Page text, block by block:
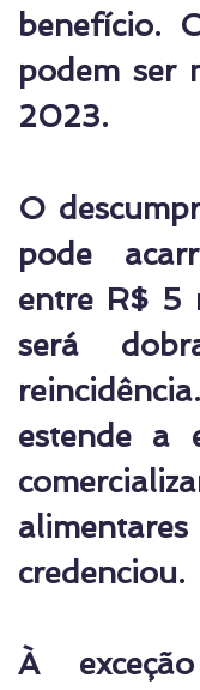
benefício.
podem ser
2023.
O
pode
entre R$ 5
será
estende a
credenciou.
À